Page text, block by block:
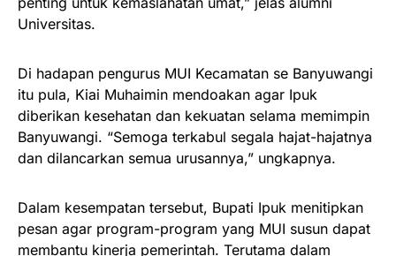
Universitas.
Di hadapan pengurus MUI Kecamatan se Banyuwangi
itu pula, Kiai Muhaimin mendoakan agar Ipuk
diberikan kesehatan dan kekuatan selama memimpin
Banyuwangi. “Semoga terkabul segala hajat-hajatnya
dan dilancarkan semua urusannya,” ungkapnya.
Dalam kesempatan tersebut, Bupati Ipuk menitipkan
pesan agar program-program yang MUI susun dapat
membantu kinerja pemerintah. Terutama dalam